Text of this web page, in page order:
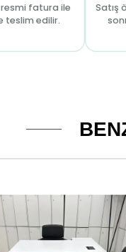
fatura ile
teslim edilir.
Satış